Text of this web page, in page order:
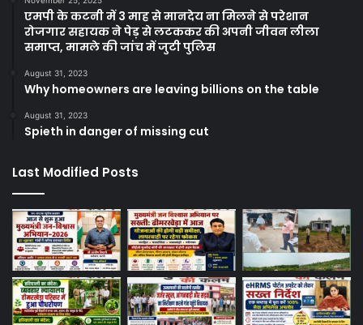
एमपी के कटनी में 3 माह से मानदेय ना मिलने से परेशान
रोजगार सहायक ने पेड़ से लटककर की अपनी जीवन लीला
समाप्त, मामले की जांच में जुटी पुलिस
August 31, 2023
Why homeowners are leaving billions on the table
August 31, 2023
Spieth in danger of missing cut
Last Modified Posts